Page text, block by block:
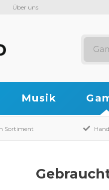
Über uns
Musik
Sortiment